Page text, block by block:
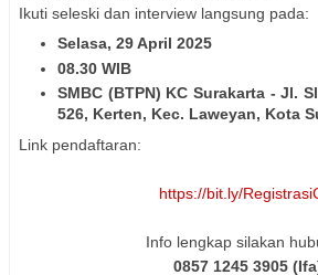
Ikuti seleski dan interview langsung pada:
Selasa, 29 April 2025
08.30 WIB
SMBC (BTPN) KC Surakarta - Jl.
526, Kerten, Kec. Laweyan, Kota
Link pendaftaran:
https://bit.ly/
Info lengkap silakan
0857 1245 3905